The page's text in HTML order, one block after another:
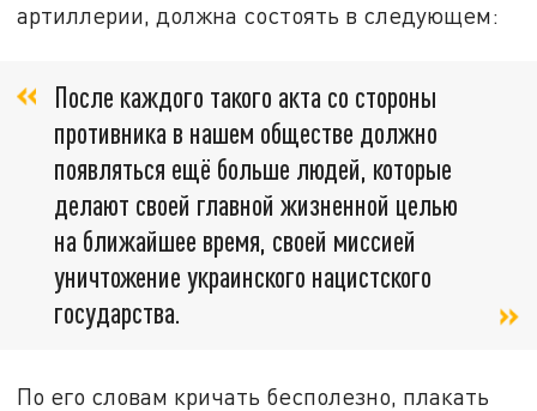
артиллерии, должна состоять в следующем:
После каждого такого акта со стороны
противника в нашем обществе должно
появляться ещё больше людей, которые
делают своей главной жизненной целью
на ближайшее время, своей миссией
уничтожение украинского нацистского
государства.
По его словам кричать бесполезно, плакать